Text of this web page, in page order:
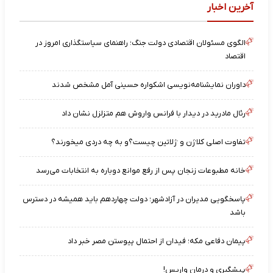
آخرین اخبار
الگوی مسئولان اقتصادی دولت جنگ؛ راهنمای سیاستگذاری امروز در
اقتصاد
داوران نمایشنامه‌نویسی اشکواره حسینی آمل مشخص شدند
رئال مادرید در دیدار با فرانس واروش هم متزلزل نشان داد
تفاوت اصلی کلاژن و ژلاتین چیست؟و به چه دردی میخورند؟
خانه مطبوعات زنجان پس از رفع موانع دوباره به انتخابات می‌رسد
پاسخگویی مدیران در آزادشهر؛ دولت چهاردهم باید همیشه در دسترس
باشد
پیمان دفاعی مکه؛ فیدان از احتمال پیوستن مصر خبر داد
پیشگیری و درمان واریس!